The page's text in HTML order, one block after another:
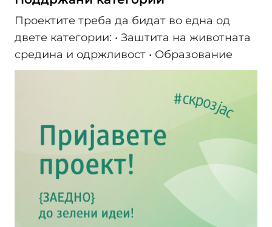
Проектите треба да бидат во една од
двете категории: • Заштита на животната
средина и одржливост • Образование